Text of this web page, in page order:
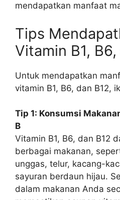
mendapatkan manfaat
Tips
Vitamin B1,
Untuk mendapatkan
vitamin B1, B6, dan B12,
Tip 1: Konsumsi
B
Vitamin B1, B6, dan B12
berbagai makanan,
unggas, telur, kacang-
sayuran berdaun hijau.
dalam makanan Anda